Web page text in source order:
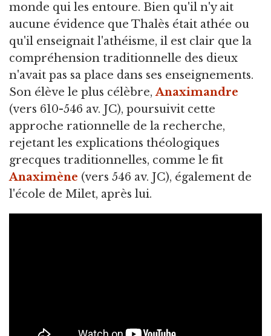
monde qui les entoure. Bien qu'il n'y ait
aucune évidence que Thalès était athée ou
qu'il enseignait l'athéisme, il est clair que la
compréhension traditionnelle des dieux
n'avait pas sa place dans ses enseignements.
Son élève le plus célèbre,Anaximandre
(vers 610-546 av. JC), poursuivit cette
approche rationnelle de la recherche,
rejetant les explications théologiques
grecques traditionnelles, comme le fit
Anaximène (vers 546 av. JC), également de
l'école de Milet, après lui.